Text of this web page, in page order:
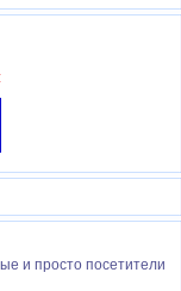
и просто посетители